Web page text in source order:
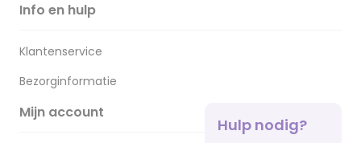
Info en hulp
Klantenservice
Bezorginformatie
Mijn account
Hulp nodig?